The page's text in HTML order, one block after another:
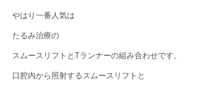
やはり一番人気は
たるみ治療の
スムースリフトとTランナーの組み合わせです。
口腔内から照射するスムースリフトと